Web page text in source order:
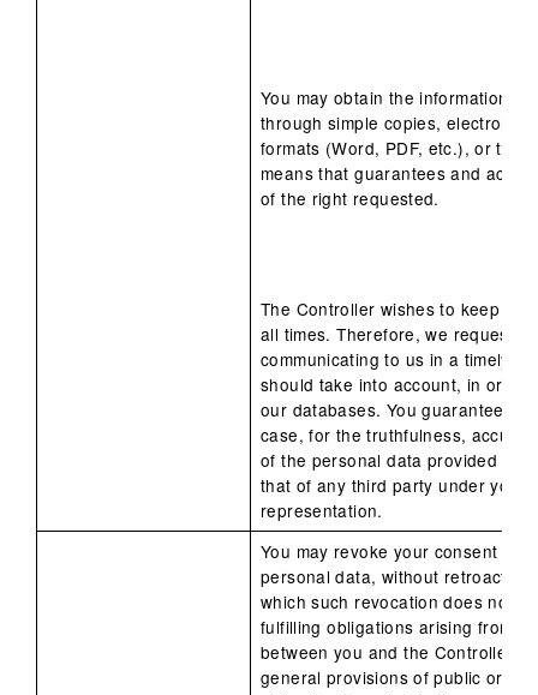
You may obtain the information
through simple copies, electronic
formats (Word, PDF, etc.), or
means that guarantees and
of the right requested.
The Controller wishes to keep
all times. Therefore, we request
communicating to us in a timely
should take into account, in order
our databases. You guarantee
case, for the truthfulness,
of the personal data provided for
that of any third party under your
representation.
You may revoke your consent to
personal data, without
which such revocation does not
fulfilling obligations arising from a
between you and the Controller
general provisions of public order